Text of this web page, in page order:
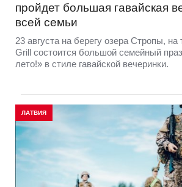
пройдет большая гавайская
всей семьи
23 августа на берегу озера Стропы, на
Grill состоится большой семейный
лето!» в стиле гавайской вечеринки.
ЛАТВИЯ